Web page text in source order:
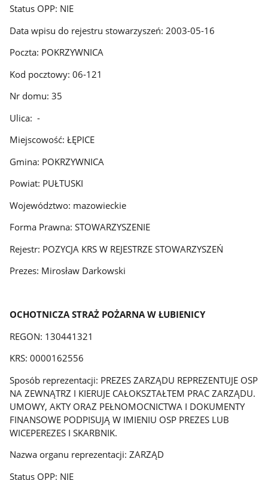
Status OPP: NIE
Data wpisu do rejestru stowarzyszeń: 2003-05-16
Poczta: POKRZYWNICA
Kod pocztowy: 06-121
Nr domu: 35
Ulica: -
Miejscowość: ŁĘPICE
Gmina: POKRZYWNICA
Powiat: PUŁTUSKI
Województwo: mazowieckie
Forma Prawna: STOWARZYSZENIE
Rejestr: POZYCJA KRS W REJESTRZE STOWARZYSZEŃ
Prezes: Mirosław Darkowski
OCHOTNICZA STRAŻ POŻARNA W ŁUBIENICY
REGON: 130441321
KRS: 0000162556
Sposób reprezentacji: PREZES ZARZĄDU REPREZENTUJE OSP
NA ZEWNĄTRZ I KIERUJE CAŁOKSZTAŁTEM PRAC ZARZĄDU.
UMOWY, AKTY ORAZ PEŁNOMOCNICTWA I DOKUMENTY
FINANSOWE PODPISUJĄ W IMIENIU OSP PREZES LUB
WICEPEREZES I SKARBNIK.
Nazwa organu reprezentacji: ZARZĄD
Status OPP: NIE